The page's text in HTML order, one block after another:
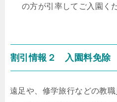
の方が引率してご入園く
割引情報２ 入園料免除
遠足や、修学旅行などの教